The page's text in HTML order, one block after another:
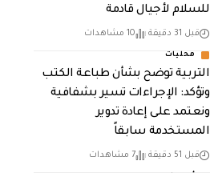
للسلام لأجيال قادمة
قبل 31 دقيقة 10 مشاهدات
محليات
التربية توضح بشأن طباعة الكتب
وتؤكد: الإجراءات تسير بشفافية
ونعتمد على إعادة تدوير
المستخدمة سابقاً
قبل 51 دقيقة 7 مشاهدات